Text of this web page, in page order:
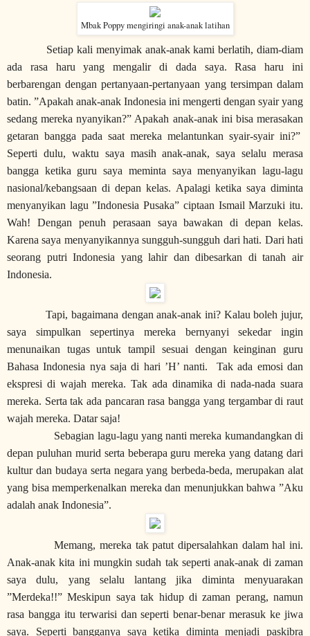
Mbak Poppy mengiringi anak-anak latihan
Setiap kali menyimak anak-anak kami berlatih, diam-diam
ada rasa haru yang mengalir di dada saya. Rasa haru ini
berbarengan dengan pertanyaan-pertanyaan yang tersimpan dalam
batin. ”Apakah anak-anak Indonesia ini mengerti dengan syair yang
sedang mereka nyanyikan?” Apakah anak-anak ini bisa merasakan
getaran bangga pada saat mereka melantunkan syair-syair ini?”
Seperti dulu, waktu saya masih anak-anak, saya selalu merasa
bangga ketika guru saya meminta saya menyanyikan lagu-lagu
nasional/kebangsaan di depan kelas. Apalagi ketika saya diminta
menyanyikan lagu ”Indonesia Pusaka” ciptaan Ismail Marzuki itu.
Wah! Dengan penuh perasaan saya bawakan di depan kelas.
Karena saya menyanyikannya sungguh-sungguh dari hati. Dari hati
seorang putri Indonesia yang lahir dan dibesarkan di tanah air
Indonesia.
Tapi, bagaimana dengan anak-anak ini? Kalau boleh jujur,
saya simpulkan sepertinya mereka bernyanyi sekedar ingin
menunaikan tugas untuk tampil sesuai dengan keinginan guru
Bahasa Indonesia nya saja di hari ’H’ nanti. Tak ada emosi dan
ekspresi di wajah mereka. Tak ada dinamika di nada-nada suara
mereka. Serta tak ada pancaran rasa bangga yang tergambar di raut
wajah mereka. Datar saja!
Sebagian lagu-lagu yang nanti mereka kumandangkan di
depan puluhan murid serta beberapa guru mereka yang datang dari
kultur dan budaya serta negara yang berbeda-beda, merupakan alat
yang bisa memperkenalkan mereka dan menunjukkan bahwa ”Aku
adalah anak Indonesia”.
Memang, mereka tak patut dipersalahkan dalam hal ini.
Anak-anak kita ini mungkin sudah tak seperti anak-anak di zaman
saya dulu, yang selalu lantang jika diminta menyuarakan
”Merdeka!!” Meskipun saya tak hidup di zaman perang, namun
rasa bangga itu terwarisi dan seperti benar-benar merasuk ke jiwa
saya. Seperti bangganya saya ketika diminta menjadi paskibra